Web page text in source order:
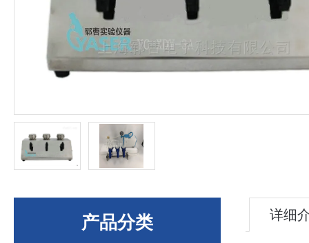
产品分类 详细